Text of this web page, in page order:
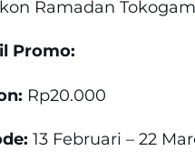
Promo:
Rp20.000
13 Februari – 22